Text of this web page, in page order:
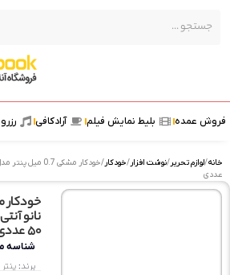
بلیط نمایش فیلم آرادکافی رزرو فضای
تحریر/نوشت افزار/خودکار
شناسه محصول